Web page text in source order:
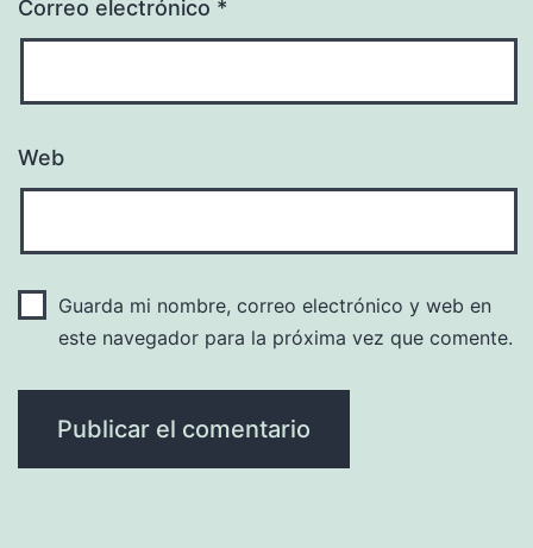
Correo electrónico *
Web
Guarda mi nombre, correo electrónico y web en
este navegador para la próxima vez que comente.